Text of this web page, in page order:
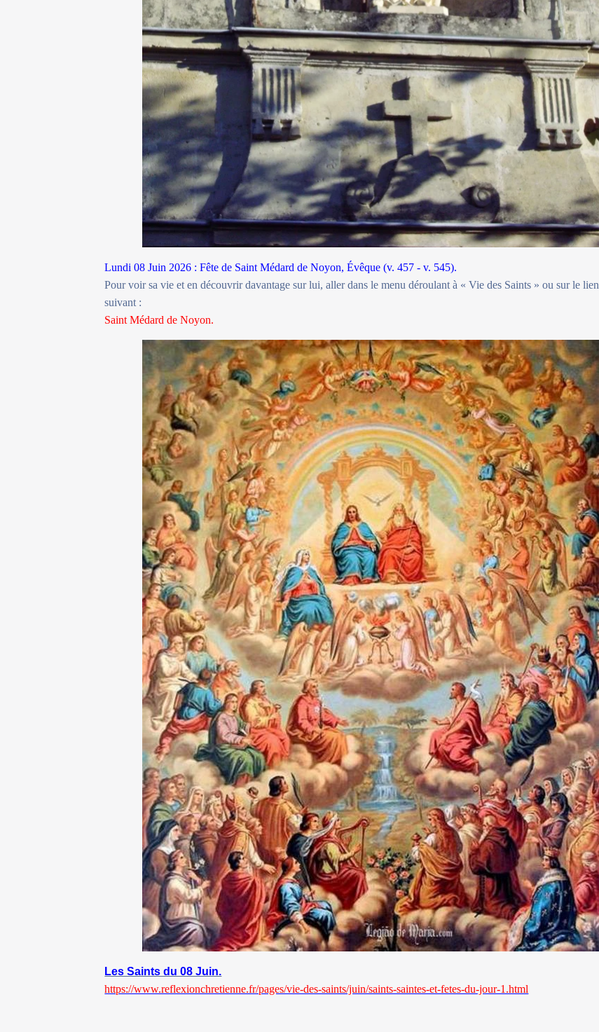
Lundi 08 Juin 2026 : Fête de Saint Médard de Noyon, Évêque (v. 457 - v. 545).
Pour voir sa vie et en découvrir davantage sur lui, aller dans le menu déroulant à « Vie des Saints » ou sur le lien
suivant :
Saint Médard de Noyon.
Les Saints du 08 Juin.
https://www.reflexionchretienne.fr/pages/vie-des-saints/juin/saints-saintes-et-fetes-du-jour-1.html